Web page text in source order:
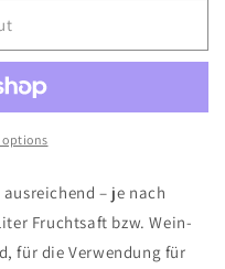
options
– je nach
Fruchtsaft bzw. Wein-
für die Verwendung für